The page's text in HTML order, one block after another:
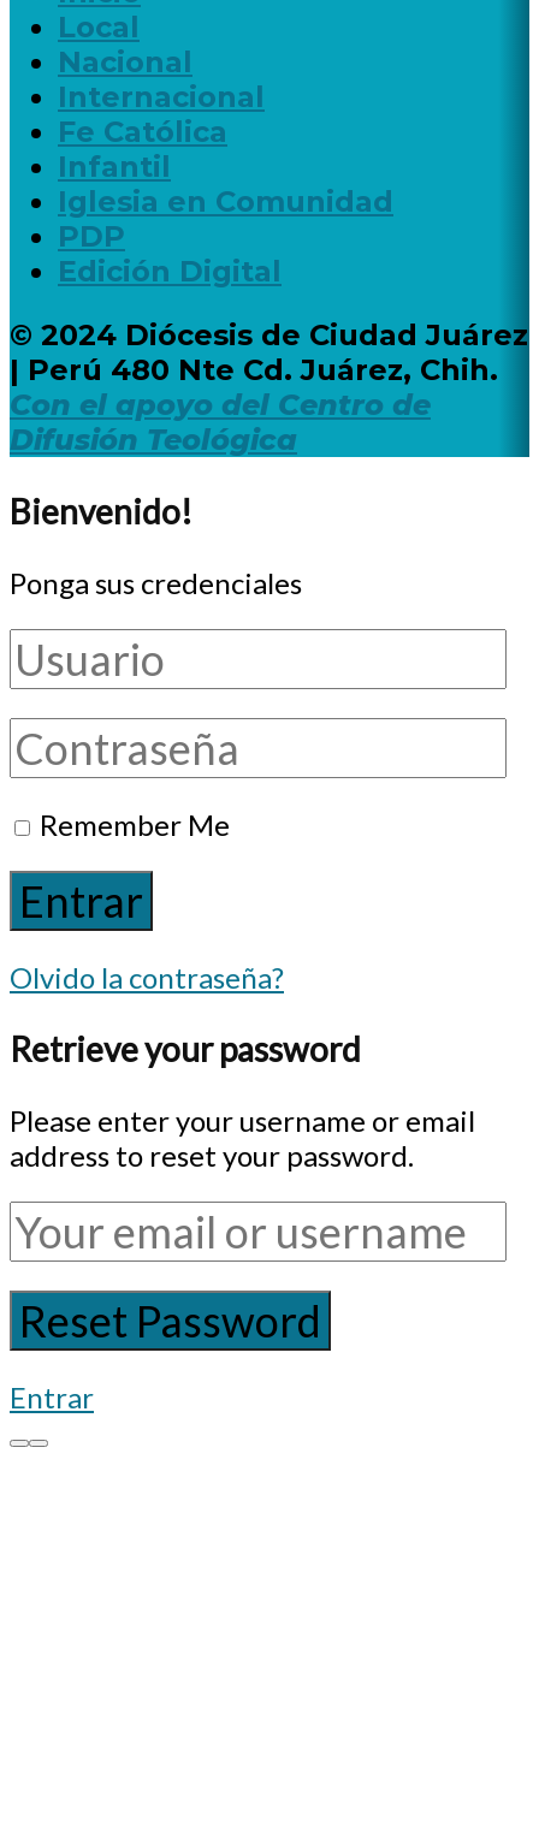
Local
Nacional
Internacional
Fe Católica
Infantil
Iglesia en Comunidad
PDP
Edición Digital
© 2024 Diócesis de Ciudad Juárez
| Perú 480 Nte Cd. Juárez, Chih.
Con el apoyo del Centro de
Difusión Teológica
Bienvenido!
Ponga sus credenciales
Remember Me
Olvido la contraseña?
Retrieve your password
Please enter your username or email
address to reset your password.
Entrar